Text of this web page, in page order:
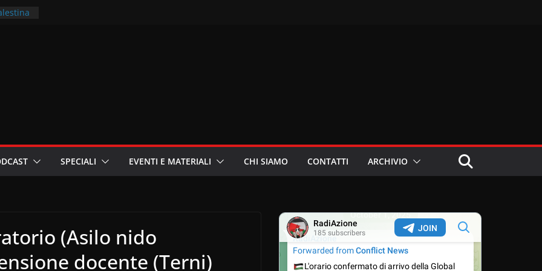
SPECIALI EVENTI E MATERIALI CHI SIAMO CONTATTI ARCHIVIO
(Asilo nido
docente (Terni)